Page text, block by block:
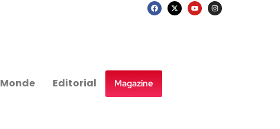
Monde Editorial Magazine